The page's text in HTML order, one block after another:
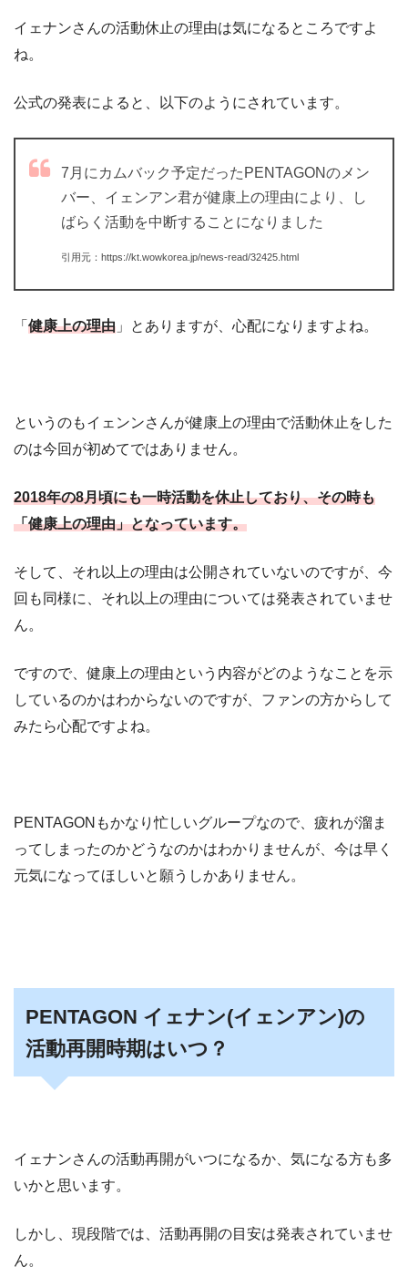
イェナンさんの活動休止の理由は気になるところですよ
ね。
公式の発表によると、以下のようにされています。
7月にカムバック予定だったPENTAGONのメン
バー、イェンアン君が健康上の理由により、し
ばらく活動を中断することになりました
引用元：https://kt.wowkorea.jp/news-read/32425.html
「 健康上の理由 」とありますが、心配になりますよね。
というのもイェンンさんが健康上の理由で活動休止をした
のは今回が初めてではありません。
2018年の8月頃にも一時活動を休止しており、その時も
「健康上の理由」となっています。
そして、それ以上の理由は公開されていないのですが、今
回も同様に、それ以上の理由については発表されていませ
ん。
ですので、健康上の理由という内容がどのようなことを示
しているのかはわからないのですが、ファンの方からして
みたら心配ですよね。
PENTAGONもかなり忙しいグループなので、疲れが溜ま
ってしまったのかどうなのかはわかりませんが、今は早く
元気になってほしいと願うしかありません。
PENTAGON イェナン(イェンアン)の
活動再開時期はいつ？
イェナンさんの活動再開がいつになるか、気になる方も多
いかと思います。
しかし、現段階では、活動再開の目安は発表されていませ
ん。